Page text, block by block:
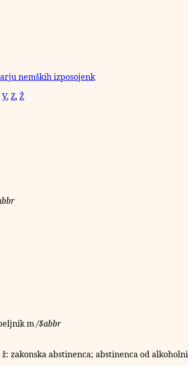
nemških izposojenk
V,Z,Ž
m/$abbr
ž: zakonska abstinenca; abstinenca od